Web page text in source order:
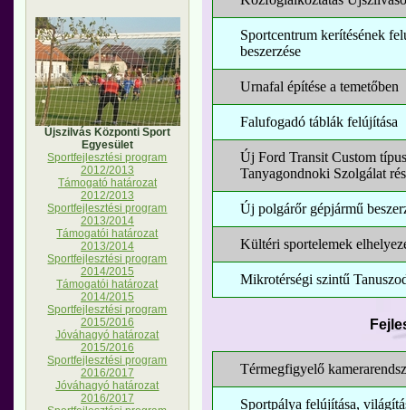
Újszilvás Központi Sport
Egyesület
Sportfejlesztési program
2012/2013
Támogató határozat
2012/2013
Sportfejlesztési program
2013/2014
Támogatói határozat
2013/2014
Sportfejlesztési program
2014/2015
Támogatói határozat
2014/2015
Sportfejlesztési program
2015/2016
Jóváhagyó határozat
2015/2016
Sportfejlesztési program
2016/2017
Jóváhagyó határozat
2016/2017
Sportcentrum kerítésének
beszerzése
Urnafal építése a temetőben
Falufogadó táblák felújítása
Új Ford Transit Custom
Tanyagondnoki Szolgálat
Új polgárőr gépjármű
Kültéri sportelemek
Mikrotérségi szintű
Térmegfigyelő
Sportpálya felújítása,